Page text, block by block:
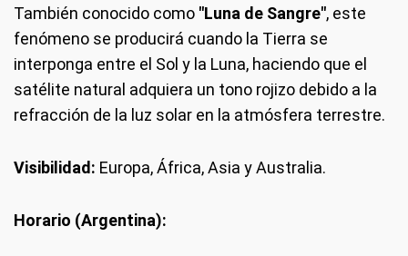
También conocido como "Luna de Sangre", este
fenómeno se producirá cuando la Tierra se
interponga entre el Sol y la Luna, haciendo que el
satélite natural adquiera un tono rojizo debido a la
refracción de la luz solar en la atmósfera terrestre.
Visibilidad: Europa, África, Asia y Australia.
Horario (Argentina):